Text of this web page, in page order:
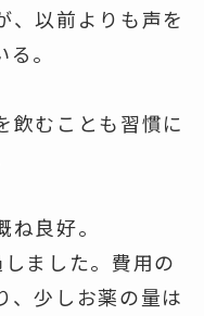
、以前よりも声を
。
飲むことも習慣に
良好。
ました。費用の
、少しお薬の量は